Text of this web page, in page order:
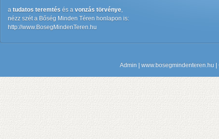
a tudatos teremtés és a vonzás törvénye,
nézz szét a Bőség Minden Téren honlapon is:
http://www.BosegMindenTeren.hu
Admin | www.bosegmindenteren.hu